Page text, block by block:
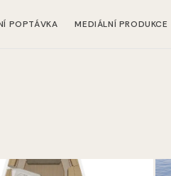
POPTÁVKA MEDIÁLNÍ PRODUKCE